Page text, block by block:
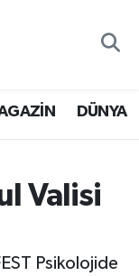
DÜNYA
Valisi
Psikolojide